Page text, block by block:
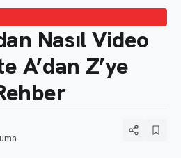
Nasıl Video
A’dan Z’ye